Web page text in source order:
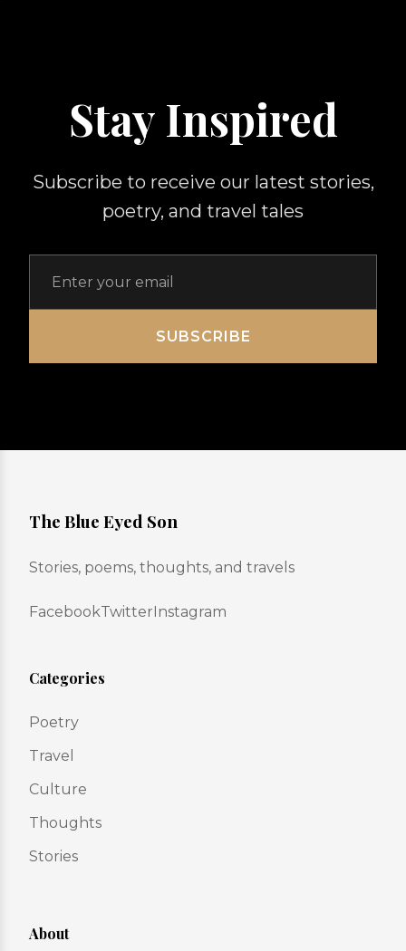
Stay Inspired
Subscribe to receive our latest stories,
poetry, and travel tales
SUBSCRIBE
The Blue Eyed Son
Stories, poems, thoughts, and travels
FacebookTwitterInstagram
Categories
Poetry
Travel
Culture
Thoughts
Stories
About